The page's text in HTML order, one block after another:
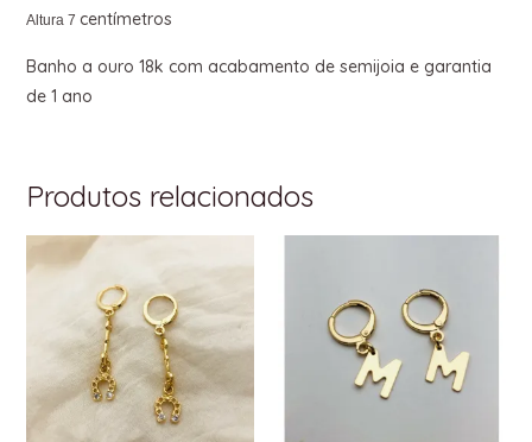
Altura 7 centímetros
Banho a ouro 18k com acabamento de semijoia e garantia
de 1 ano
Produtos relacionados